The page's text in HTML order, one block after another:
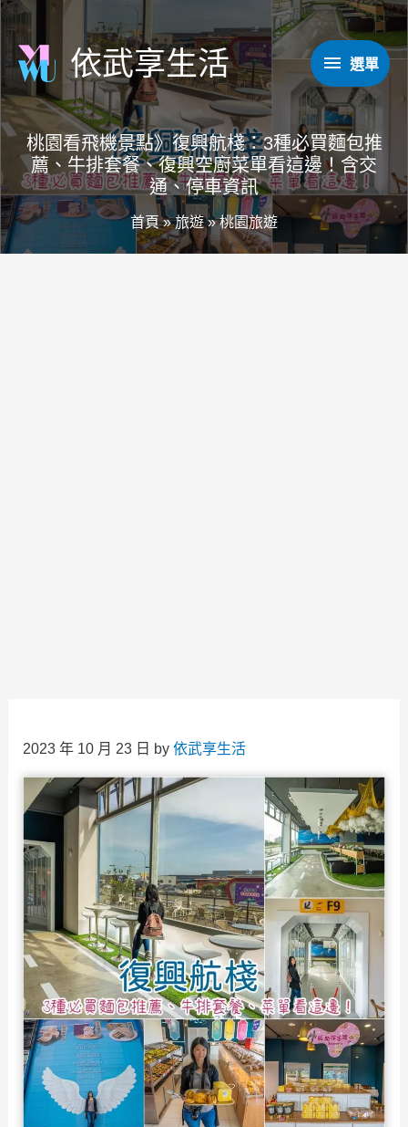
跳
主
要
內
依武享生活
選
單
選單
桃園看飛機景點》復興航棧：3種必買麵包推
薦、牛排套餐、復興空廚菜單看這邊！含交
通、停車資訊
首頁»旅遊»桃園旅遊
2023 年 10 月 23 日 by 依武享生活